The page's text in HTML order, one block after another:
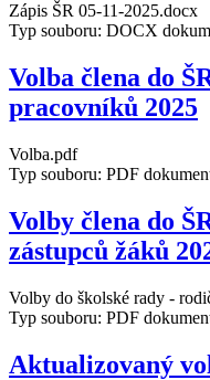
Zápis ŠR 05-11-2025.docx
Typ souboru: DOCX
Volba člena do
pracovníků 2025
Volba.pdf
Typ souboru: PDF
Volby člena do
zástupců žáků
Volby do školské rady -
Typ souboru: PDF
Aktualizovaný